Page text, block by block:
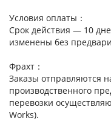
Условия оплаты：
Срок действия — 10
изменены без
Фрахт：
Заказы отправляются
производственного
перевозки
Works).